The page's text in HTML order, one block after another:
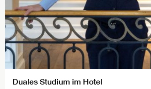
Duales Studium im Hotel